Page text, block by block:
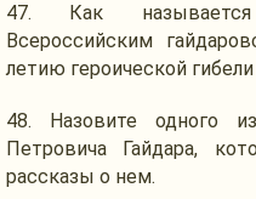
47. Как называется
Всероссийским
летию героической
48. Назовите одного
Петровича Гайдара,
рассказыо нем.